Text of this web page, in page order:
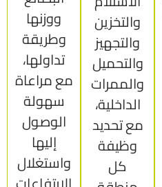
والتخزين
والتجهيز
والتحميل
والممرات
الداخلية،
مع تحديد
وظيفة
كل
ووزنها
وطريقة
تداولها،
مع مراعاة
سهولة
الوصول
إليها
واستغلال